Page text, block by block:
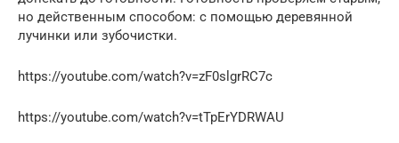
но действенным способом: с помощью деревянной
лучинки или зубочистки.
https://youtube.com/watch?v=zF0slgrRC7c
https://youtube.com/watch?v=tTpErYDRWAU